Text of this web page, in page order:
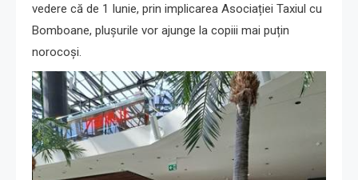
vedere că de 1 Iunie, prin implicarea Asociației Taxiul cu
Bomboane, plușurile vor ajunge la copiii mai puțin
norocoși.